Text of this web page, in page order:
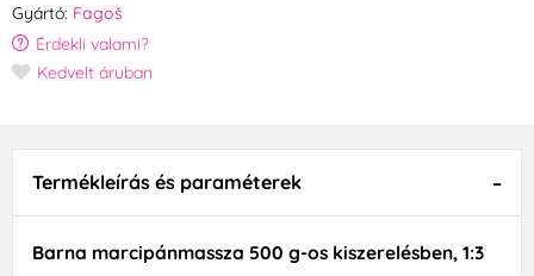
Gyártó: Fagoš
Érdekli valami?
Kedvelt áruban
Termékleírás és paraméterek
Barna marcipánmassza 500 g-os kiszerelésben, 1:3